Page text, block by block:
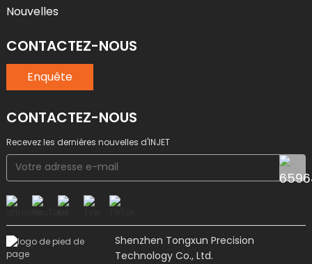
Nouvelles
CONTACTEZ-NOUS
Enquête
CONTACTEZ-NOUS
Recevez les dernières nouvelles d'INJET
Shenzhen Tongxun Precision
Technology Co., Ltd.